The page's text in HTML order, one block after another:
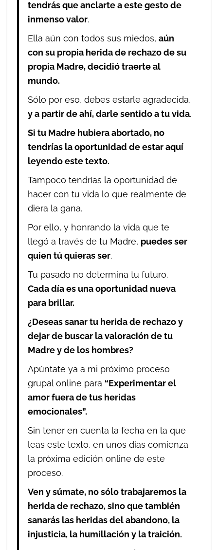
tendrás que anclarte a este gesto de
inmenso valor.
Ella aún con todos sus miedos, aún
con su propia herida de rechazo de su
propia Madre, decidió traerte al
mundo.
Sólo por eso, debes estarle agradecida,
y a partir de ahí, darle sentido a tu vida.
Si tu Madre hubiera abortado, no
tendrías la oportunidad de estar aquí
leyendo este texto.
Tampoco tendrías la oportunidad de
hacer con tu vida lo que realmente de
diera la gana.
Por ello, y honrando la vida que te
llegó a través de tu Madre, puedes ser
quien tú quieras ser.
Tu pasado no determina tu futuro.
Cada día es una oportunidad nueva
para brillar.
¿Deseas sanar tu herida de rechazo y
dejar de buscar la valoración de tu
Madre y de los hombres?
Apúntate ya a mi próximo proceso
grupal online para “Experimentar el
amor fuera de tus heridas
emocionales”.
Sin tener en cuenta la fecha en la que
leas este texto, en unos días comienza
la próxima edición online de este
proceso.
Ven y súmate, no sólo trabajaremos la
herida de rechazo, sino que también
sanarás las heridas del abandono, la
injusticia, la humillación y la traición.